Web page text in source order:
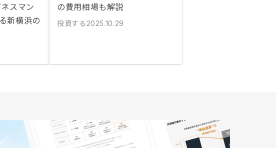
スマン
新横浜の
の費用相場も解説
投資する 2025.10.29